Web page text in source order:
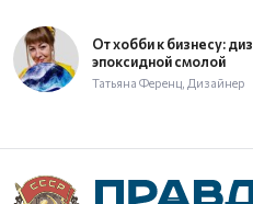
От хобби к бизнесу:
эпоксидной смолой
Татьяна Ференц, Дизайнер